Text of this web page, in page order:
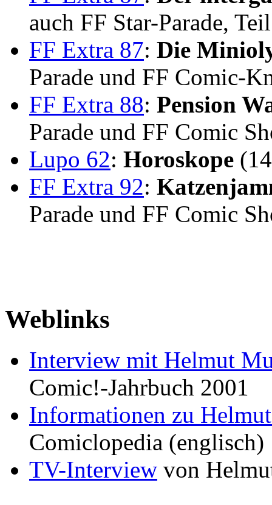
auch FF Star-Parade,
FF Extra 87: Die
Parade und FF Comic-
FF Extra 88: Pension
Parade und FF Comic
Lupo 62: Horoskope
FF Extra 92:
Parade und FF Comic
Weblinks
Interview mit Helmut
Comic!-Jahrbuch 2001
Informationen zu
Comiclopedia (englisch)
TV-Interview von